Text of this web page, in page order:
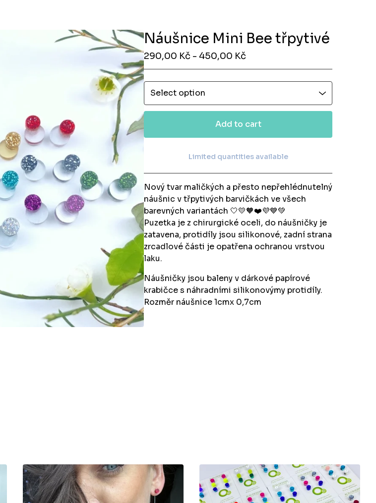
Náušnice Mini Bee třpytivé
290,00 Kč - 450,00 Kč
Add to cart
View cart
Limited quantities available
Nový tvar maličkých a přesto nepřehlédnutelný
náušnic v třpytivých barvičkách ve všech
barevných variantách 🤍💛🧡❤️💜💙💚
Puzetka je z chirurgické oceli, do náušničky je
zatavena, protidíly jsou silikonové, zadní strana
zrcadlové části je opatřena ochranou vrstvou
laku.
Náušničky jsou baleny v dárkové papírové
krabičce s náhradními silikonovýmy protidíly.
Rozměr náušnice 1cmx 0,7cm